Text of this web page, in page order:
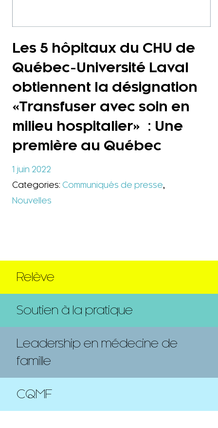
Les 5 hôpitaux du CHU de
Québec-Université Laval
obtiennent la désignation
«Transfuser avec soin en
milieu hospitalier» : Une
première au Québec
1 juin 2022
Categories: Communiqués de presse,
Nouvelles
Relève
Soutien à la pratique
Leadership en médecine de
famille
CQMF